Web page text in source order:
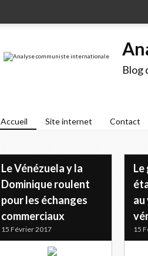
Blog
Accueil Site internet Contact
Le Vénézuela y la
Dominique roulent
pour les échanges
commerciaux
15 Février 2017
au
15